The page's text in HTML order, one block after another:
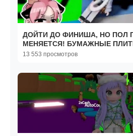
ДОЙТИ ДО ФИНИША, НО ПОЛ
МЕНЯЕТСЯ! БУМАЖНЫЕ
Tiles
13 553 просмотров